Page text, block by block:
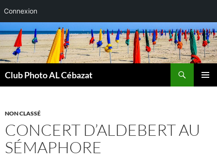
Connexion
Aller
au
contenu
Club Photo AL Cébazat
NON CLASSÉ
CONCERT D’ALDEBERT AU
SÉMAPHORE